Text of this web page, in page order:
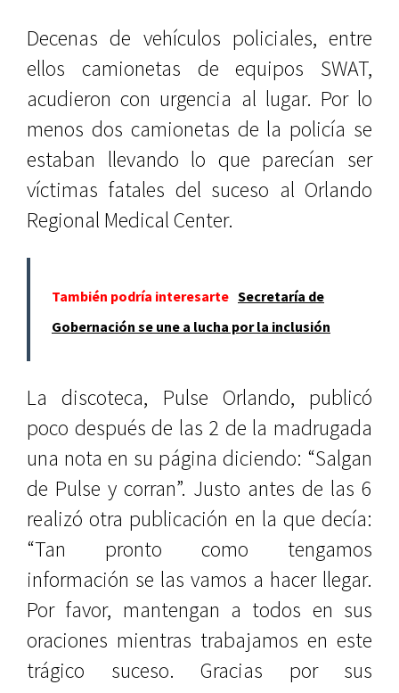
Decenas de vehículos policiales, entre
ellos camionetas de equipos SWAT,
acudieron con urgencia al lugar. Por lo
menos dos camionetas de la policía se
estaban llevando lo que parecían ser
víctimas fatales del suceso al Orlando
Regional Medical Center.
También podría interesarte Secretaría de
Gobernación se une a lucha por la inclusión
La discoteca, Pulse Orlando, publicó
poco después de las 2 de la madrugada
una nota en su página diciendo: “Salgan
de Pulse y corran”. Justo antes de las 6
realizó otra publicación en la que decía:
“Tan pronto como tengamos
información se las vamos a hacer llegar.
Por favor, mantengan a todos en sus
oraciones mientras trabajamos en este
trágico suceso. Gracias por sus